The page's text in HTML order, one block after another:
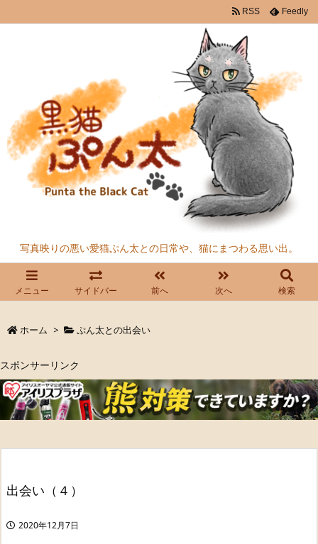
写真映りの悪い愛猫ぷん太との日常や、猫にまつわる思い出。
メニュー サイドバー 前へ 次へ 検索
RSS Feedly
ホーム > ぷん太との出会い
スポンサーリンク
出会い（４）
2020年12月7日